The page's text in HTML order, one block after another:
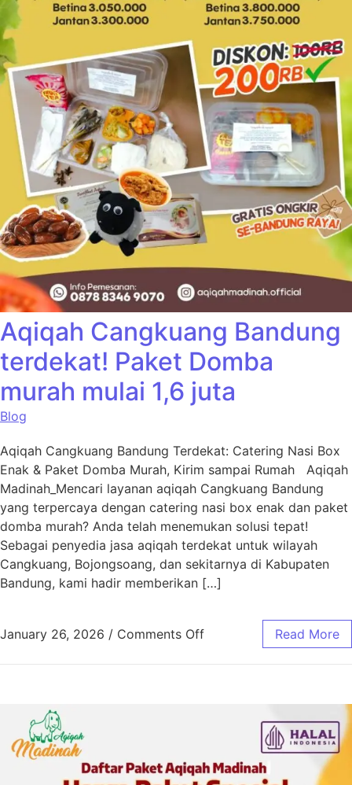
Aqiqah Cangkuang Bandung
terdekat! Paket Domba
murah mulai 1,6 juta
Blog
Aqiqah Cangkuang Bandung Terdekat: Catering Nasi Box
Enak & Paket Domba Murah, Kirim sampai Rumah Aqiqah
Madinah_Mencari layanan aqiqah Cangkuang Bandung
yang terpercaya dengan catering nasi box enak dan paket
domba murah? Anda telah menemukan solusi tepat!
Sebagai penyedia jasa aqiqah terdekat untuk wilayah
Cangkuang, Bojongsoang, dan sekitarnya di Kabupaten
Bandung, kami hadir memberikan […]
January 26, 2026 / Comments Off Read More